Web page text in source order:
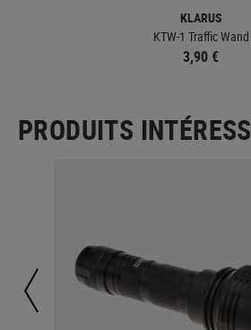
KLARUS
KTW-1 Traffic Wand
3,90 €
PRODUITS